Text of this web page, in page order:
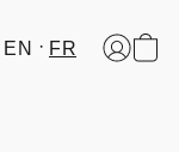
EN FR